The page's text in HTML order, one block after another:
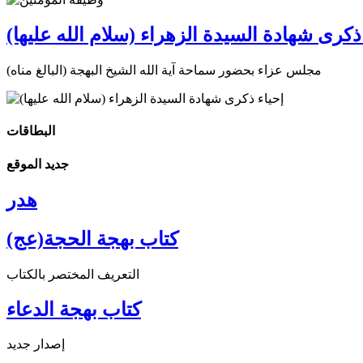
ذكرى شهادة السيدة الزهراء (سلام الله عليها)
مجلس عزاء بحضور سماحة آية الله الشيخ البهجة (البالغ مناه)
البطاقات
جديد الموقع
هدر
كتاب بهجة الحجة(عج)
التعريف المختصر بالكتاب
كتاب بهجة الدعاء
إصدار جديد